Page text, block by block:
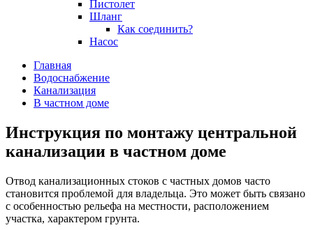
Пистолет
Шланг
Как соединить?
Насос
Главная
Водоснабжение
Канализация
В частном доме
Инструкция по монтажу центральной
канализации в частном доме
Отвод канализационных стоков с частных домов часто
становится проблемой для владельца. Это может быть связано
с особенностью рельефа на местности, расположением
участка, характером грунта.